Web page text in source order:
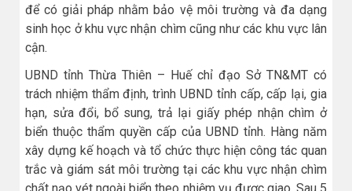
để có giải pháp nhằm bảo vệ môi trường và đa dạng
sinh học ở khu vực nhận chìm cũng như các khu vực lân
cận.
UBND tỉnh Thừa Thiên – Huế chỉ đạo Sở TN&MT có
trách nhiệm thẩm định, trình UBND tỉnh cấp, cấp lại, gia
hạn, sửa đổi, bổ sung, trả lại giấy phép nhận chìm ở
biển thuộc thẩm quyền cấp của UBND tỉnh. Hàng năm
xây dựng kế hoạch và tổ chức thực hiện công tác quan
trắc và giám sát môi trường tại các khu vực nhận chìm